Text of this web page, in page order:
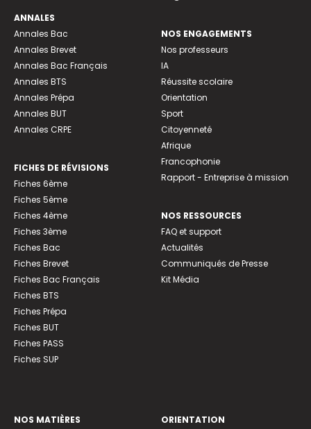
ANNALES
Annales Bac
Annales Brevet
Annales Bac Français
Annales BTS
Annales Prépa
Annales BUT
Annales CRPE
FICHES DE RÉVISIONS
Fiches 6ème
Fiches 5ème
Fiches 4ème
Fiches 3ème
Fiches Bac
Fiches Brevet
Fiches Bac Français
Fiches BTS
Fiches Prépa
Fiches BUT
Fiches PASS
Fiches SUP
NOS ENGAGEMENTS
Nos professeurs
IA
Réussite scolaire
Orientation
Sport
Citoyenneté
Afrique
Francophonie
Rapport - Entreprise à mission
NOS RESSOURCES
FAQ et support
Actualités
Communiqués de Presse
Kit Média
NOS MATIÈRES
ORIENTATION